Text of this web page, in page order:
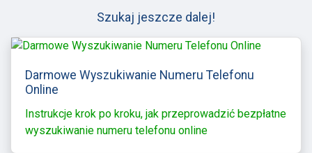
Szukaj jeszcze dalej!
Darmowe Wyszukiwanie Numeru Telefonu
Online
Instrukcje krok po kroku, jak przeprowadzić bezpłatne
wyszukiwanie numeru telefonu online